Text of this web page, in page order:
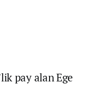
pay alan Ege